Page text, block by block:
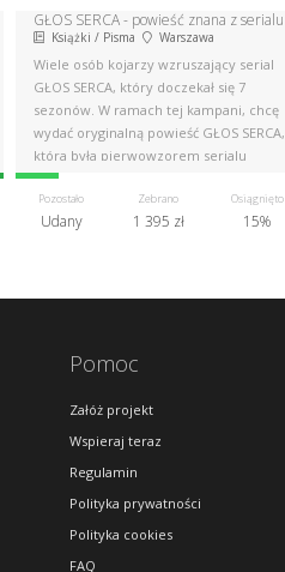
GŁOS SERCA - powieść znana z serialu
Książki / Pisma Warszawa
Wiele osób kojarzy wzruszający serial
GŁOS SERCA, który doczekał się 7
sezonów. W ramach tej kampani, chcę
wydać oryginalną powieść GŁOS SERCA,
która była pierwowzorem serialu
Pozostało
Udany
Zebrano
1 395 zł
Osiągnięto
15%
Pomoc
Załóż projekt
Wspieraj teraz
Regulamin
Polityka prywatności
Polityka cookies
FAQ